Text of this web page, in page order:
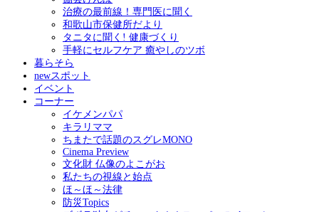
治療の最前線！専門医に聞く
和歌山市保健所だより
タニタに聞く! 健康づくり
手軽にセルフケア 癒やしのツボ
暮らそら
newスポット
イベント
コーナー
イケメンパパ
キラリママ
ちまたで話題のスグレMONO
Cinema Preview
文化財 仏像のよこがお
私たちの視線と始点
ほ～ほ～法律
防災Topics